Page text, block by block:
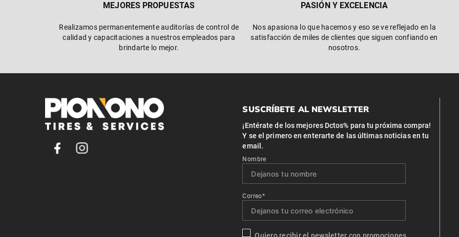
MEJORES PROPUESTAS
Realizamos permanentemente auditorías de control de
calidad y capacitaciones a nuestros empleados para
brindarte lo mejor.
PASIÓN Y EXCELENCIA
Nos apasiona lo que hacemos y eso se ve reflejado en la
satisfacción de miles de clientes que siguen confiando en
nosotros.
SUSCRÍBETE AL NEWSLETTER
¡Entérate de los mejores Dctos% para tu próxima compra!
Y se el primero en enterarte de las últimas noticias en tu
email.
Nombre
Correo*